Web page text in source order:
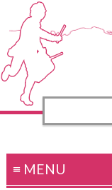
≡ MENU